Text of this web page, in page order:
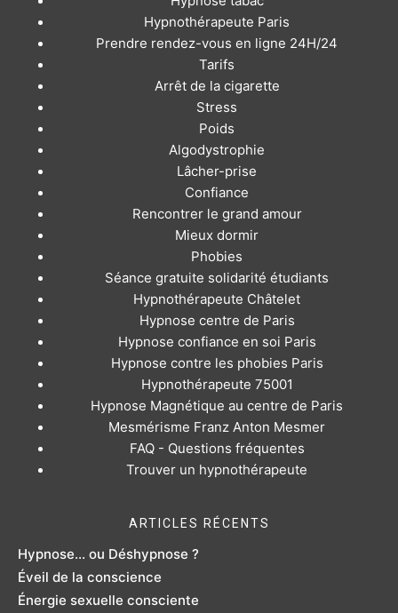
Hypnothérapeute Paris
Prendre rendez-vous en ligne 24H/24
Tarifs
Arrêt de la cigarette
Stress
Poids
Algodystrophie
Lâcher-prise
Confiance
Rencontrer le grand amour
Mieux dormir
Phobies
Séance gratuite solidarité étudiants
Hypnothérapeute Châtelet
Hypnose centre de Paris
Hypnose confiance en soi Paris
Hypnose contre les phobies Paris
Hypnothérapeute 75001
Hypnose Magnétique au centre de Paris
Mesmérisme Franz Anton Mesmer
FAQ - Questions fréquentes
Trouver un hypnothérapeute
ARTICLES RÉCENTS
Hypnose... ou Déshypnose ?
Éveil de la conscience
Énergie sexuelle consciente